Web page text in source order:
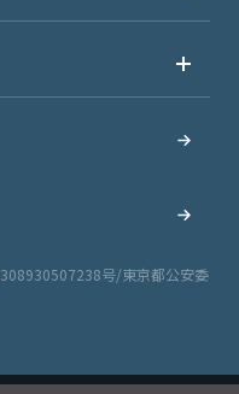
号/東京都公安委